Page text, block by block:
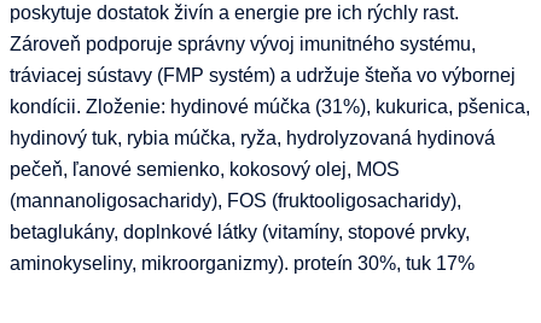
poskytuje dostatok živín a energie pre ich rýchly rast.
Zároveň podporuje správny vývoj imunitného systému,
tráviacej sústavy (FMP systém) a udržuje šteňa vo výbornej
kondícii. Zloženie: hydinové múčka (31%), kukurica, pšenica,
hydinový tuk, rybia múčka, ryža, hydrolyzovaná hydinová
pečeň, ľanové semienko, kokosový olej, MOS
(mannanoligosacharidy), FOS (fruktooligosacharidy),
betaglukány, doplnkové látky (vitamíny, stopové prvky,
aminokyseliny, mikroorganizmy). proteín 30%, tuk 17%